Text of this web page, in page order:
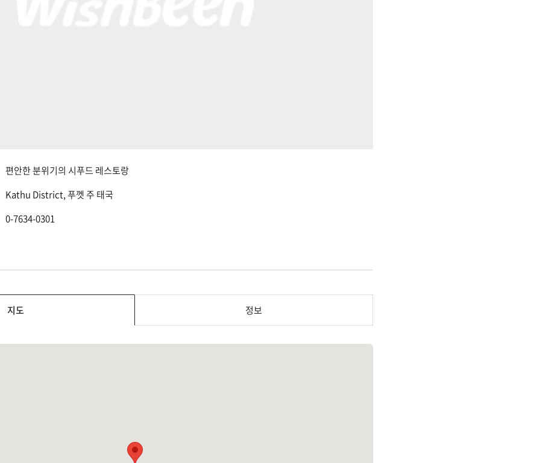
편안한 분위기의 시푸드 레스토랑
Kathu District, 푸껫 주 태국
0-7634-0301
지도 정보